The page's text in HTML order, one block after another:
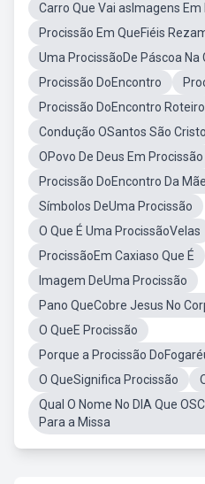
Carro Que Vai asImagens Em
Procissão Em QueFiéis
Uma ProcissãoDe Páscoa Na
Procissão DoEncontro
Procissão DoEncontro Roteiro
Condução OSantos São
OPovo De Deus Em Procissão
Procissão DoEncontro Da
Símbolos DeUma Procissão
O Que É Uma ProcissãoVelas
ProcissãoEm Caxiaso Que É
Imagem DeUma Procissão
Pano QueCobre Jesus No
O QueE Procissão
Porque a Procissão
O QueSignifica Procissão
Qual O Nome No DIA Que
Para a Missa